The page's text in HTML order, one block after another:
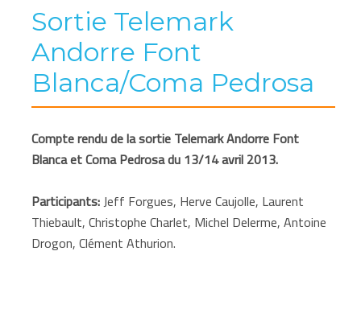
Sortie Telemark
Andorre Font
Blanca/Coma Pedrosa
Compte rendu de la sortie Telemark Andorre Font
Blanca et Coma Pedrosa du 13/14 avril 2013.
Participants:Jeff Forgues, Herve Caujolle, Laurent
Thiebault, Christophe Charlet, Michel Delerme, Antoine
Drogon, Clément Athurion.